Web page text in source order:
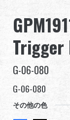
私たちについて
競技会とイベント
サポート
Trigger
G-06-080
G-06-080
その他の色